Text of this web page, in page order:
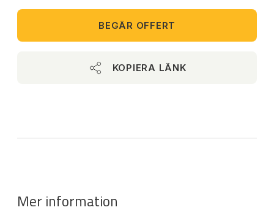
BEGÄR OFFERT
KOPIERA LÄNK
Mer information